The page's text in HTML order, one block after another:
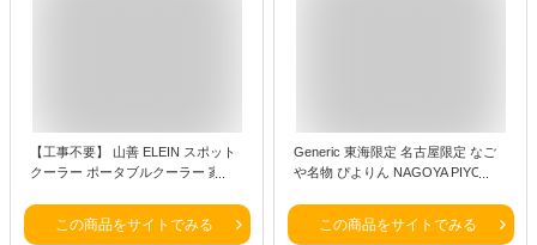
【工事不要】 山善 ELEIN スポット
クーラー ポータブルクーラー 家庭
ー) 冷風 送風 小型 キャンプ 車中泊
この商品をサイトでみる
Generic 東海限定 名古屋限定 なご
や名物 ぴよりん NAGOYA PIYORIN
この商品をサイトでみる